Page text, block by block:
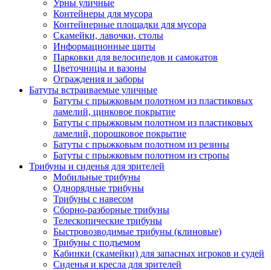
Урны уличные
Контейнеры для мусора
Контейнерные площадки для мусора
Скамейки, лавочки, столы
Информационные щиты
Парковки для велосипедов и самокатов
Цветочницы и вазоны
Ограждения и заборы
Батуты встраиваемые уличные
Батуты с прыжковым полотном из пластиковых
ламелий, цинковое покрытие
Батуты с прыжковым полотном из пластиковых
ламелий, порошковое покрытие
Батуты с прыжковым полотном из резины
Батуты с прыжковым полотном из стропы
Трибуны и сиденья для зрителей
Мобильные трибуны
Однорядные трибуны
Трибуны с навесом
Сборно-разборные трибуны
Телескопические трибуны
Быстровозводимые трибуны (клиновые)
Трибуны с подъемом
Кабинки (скамейки) для запасных игроков и судей
Сиденья и кресла для зрителей